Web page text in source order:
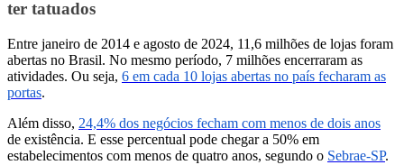
ter tatuados
Entre janeiro de 2014 e agosto de 2024, 11,6 milhões de lojas foram
abertas no Brasil. No mesmo período, 7 milhões encerraram as
atividades. Ou seja, 6 em cada 10 lojas abertas no país fecharam as
portas.
Além disso, 24,4% dos negócios fecham com menos de dois anos
de existência. E esse percentual pode chegar a 50% em
estabelecimentos com menos de quatro anos, segundo o Sebrae-SP.